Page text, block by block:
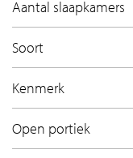
Aantal slaapkamers
Soort
Kenmerk
Open portiek